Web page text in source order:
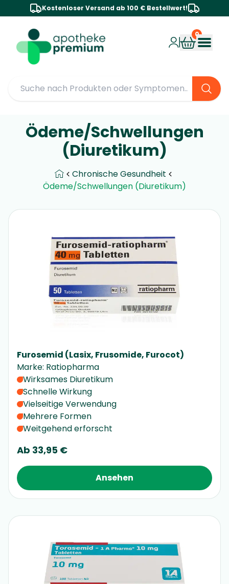
Kostenloser Versand ab 100 € Bestellwert!
Ödeme/Schwellungen
(Diuretikum)
Chronische Gesundheit
Ödeme/Schwellungen (Diuretikum)
Furosemid (Lasix, Frusomide, Furocot)
Marke: Ratiopharma
Wirksames Diuretikum
Schnelle Wirkung
Vielseitige Verwendung
Mehrere Formen
Weitgehend erforscht
Ab 33,95 €
Ansehen